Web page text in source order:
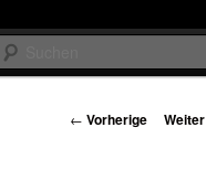
Beitrags-
← Vorherige Weiter